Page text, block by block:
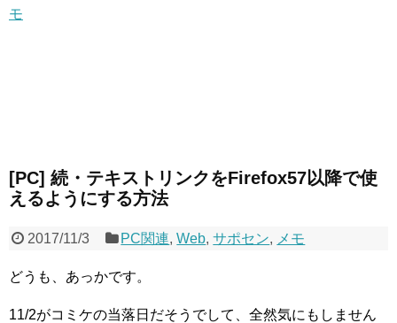
モ
[PC] 続・テキストリンクをFirefox57以降で使
えるようにする方法
2017/11/3 PC関連,Web,サポセン, メモ
どうも、あっかです。
11/2がコミケの当落日だそうでして、全然気にもしません